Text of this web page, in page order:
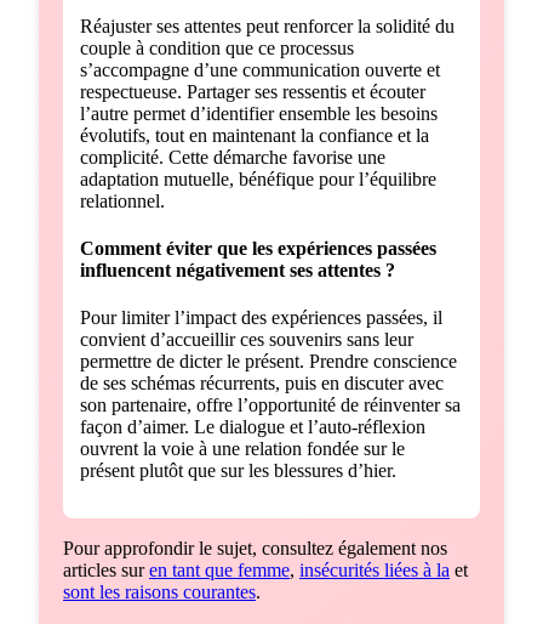
Réajuster ses attentes peut renforcer la solidité du
couple à condition que ce processus
s’accompagne d’une communication ouverte et
respectueuse. Partager ses ressentis et écouter
l’autre permet d’identifier ensemble les besoins
évolutifs, tout en maintenant la confiance et la
complicité. Cette démarche favorise une
adaptation mutuelle, bénéfique pour l’équilibre
relationnel.
Comment éviter que les expériences passées
influencent négativement ses attentes ?
Pour limiter l’impact des expériences passées, il
convient d’accueillir ces souvenirs sans leur
permettre de dicter le présent. Prendre conscience
de ses schémas récurrents, puis en discuter avec
son partenaire, offre l’opportunité de réinventer sa
façon d’aimer. Le dialogue et l’auto-réflexion
ouvrent la voie à une relation fondée sur le
présent plutôt que sur les blessures d’hier.
Pour approfondir le sujet, consultez également nos
articles suren tant que femme, insécurités liées à la et
sont les raisons courantes.